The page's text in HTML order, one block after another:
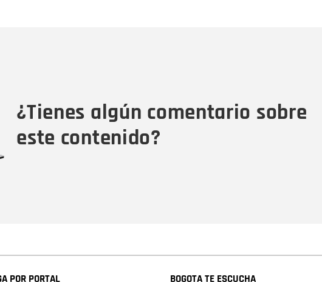
¿Tienes algún comentario sobre
este contenido?
POR PORTAL
BOGOTA TE ESCUCHA